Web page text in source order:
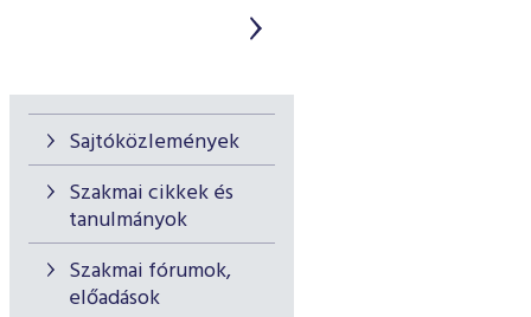
Sajtóközlemények
Szakmai cikkek és
tanulmányok
Szakmai fórumok,
előadások